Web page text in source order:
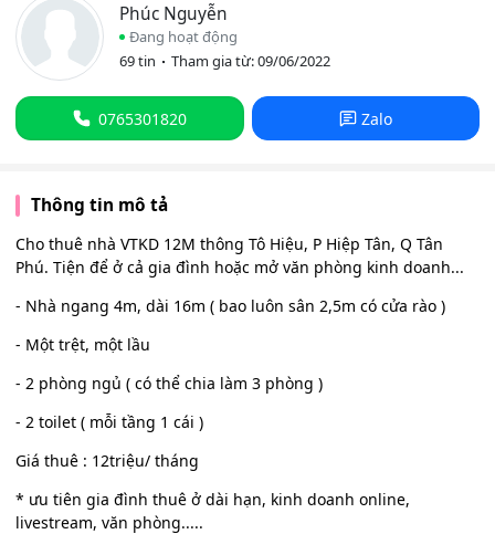
Phúc Nguyễn
Đang hoạt động
69 tin
Tham gia từ: 09/06/2022
0765301820 Zalo
Thông tin mô tả
Cho thuê nhà VTKD 12M thông Tô Hiệu, P Hiệp Tân, Q Tân
Phú. Tiện để ở cả gia đình hoặc mở văn phòng kinh doanh...
- Nhà ngang 4m, dài 16m ( bao luôn sân 2,5m có cửa rào )
- Một trệt, một lầu
- 2 phòng ngủ ( có thể chia làm 3 phòng )
- 2 toilet ( mỗi tầng 1 cái )
Giá thuê : 12triệu/ tháng
* ưu tiên gia đình thuê ở dài hạn, kinh doanh online,
livestream, văn phòng.....